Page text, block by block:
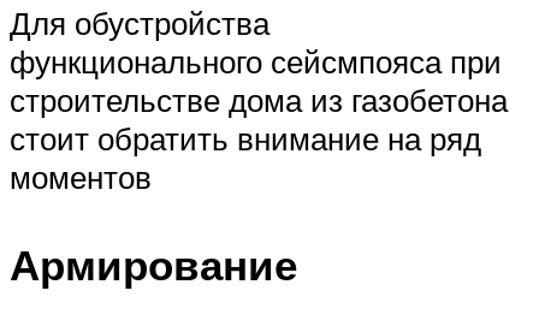
Для обустройства
функционального сейсмпояса при
строительстве дома из газобетона
стоит обратить внимание на ряд
моментов
Армирование